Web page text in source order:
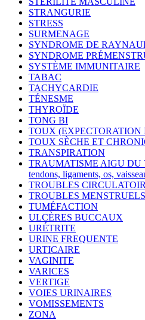
STRANGURIE
STRESS
SURMENAGE
SYNDROME DE
SYNDROME
SYSTÈME IMMUNITAIRE
TABAC
TACHYCARDIE
TÉNESME
THYROÏDE
TONG BI
TOUX (EXPECTORATION
TOUX SÈCHE ET
TRANSPIRATION
TRAUMATISME AIGU DU
tendons, ligaments, os,
TROUBLES
TROUBLES MENSTRUELS
TUMÉFACTION
ULCÈRES BUCCAUX
URÉTRITE
URINE FREQUENTE
URTICAIRE
VAGINITE
VARICES
VERTIGE
VOIES URINAIRES
VOMISSEMENTS
ZONA